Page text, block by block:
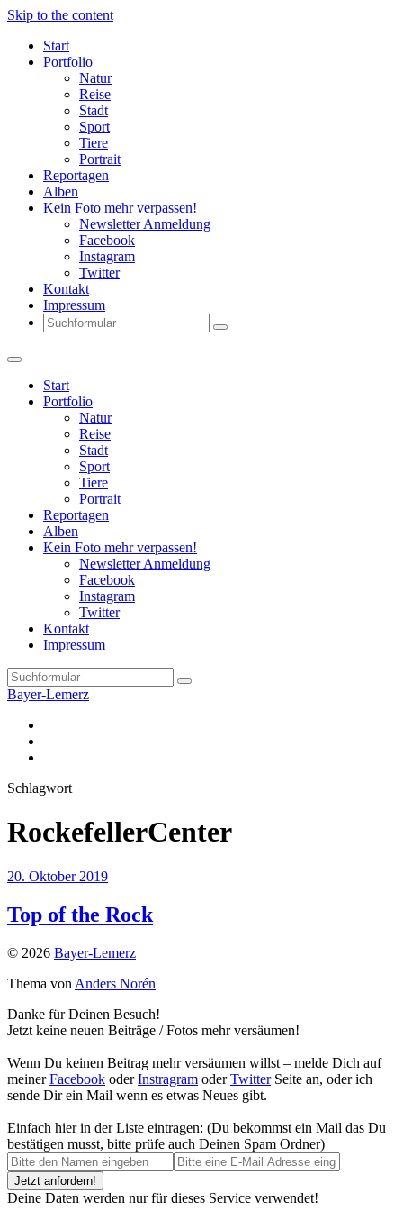
Skip to the content
Start
Portfolio
Natur
Reise
Stadt
Sport
Tiere
Portrait
Reportagen
Alben
Kein Foto mehr verpassen!
Newsletter Anmeldung
Facebook
Instagram
Twitter
Kontakt
Impressum
Search
Start
Portfolio
Natur
Reise
Stadt
Sport
Tiere
Portrait
Reportagen
Alben
Kein Foto mehr verpassen!
Newsletter Anmeldung
Facebook
Instagram
Twitter
Kontakt
Impressum
Search
Bayer-Lemerz
Schlagwort
RockefellerCenter
20. Oktober 2019
Top of the Rock
© 2026 Bayer-Lemerz
Thema von Anders Norén
Danke für Deinen Besuch!
Jetzt keine neuen Beiträge / Fotos mehr versäumen!
Wenn Du keinen Beitrag mehr versäumen willst – melde Dich auf
meinerFacebook oderInstragram oderTwitterSeite an, oder ich
sende Dir ein Mail wenn es etwas Neues gibt.
Einfach hier in der Liste eintragen: (Du bekommst ein Mail das Du
bestätigen musst, bitte prüfe auch Deinen Spam Ordner)
Deine Daten werden nur für dieses Service verwendet!